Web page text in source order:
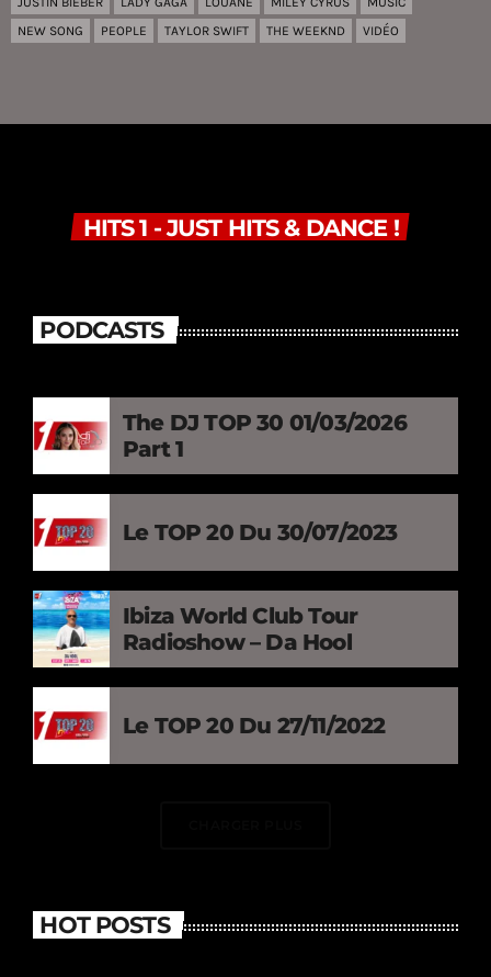
NEW SONG
PEOPLE TAYLOR SWIFT THE WEEKND VIDÉO
HITS 1 - JUST HITS & DANCE !
PODCASTS
The DJ TOP 30 01/03/2026
Part 1
Le TOP 20 Du 30/07/2023
Ibiza World Club Tour
Radioshow – Da Hool
Le TOP 20 Du 27/11/2022
HOT POSTS